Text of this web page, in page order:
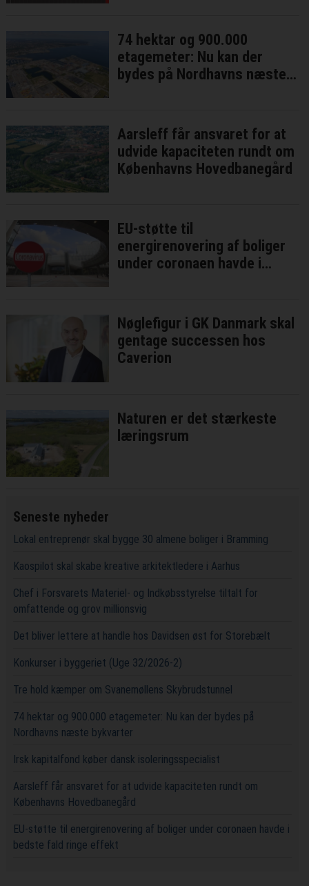
74 hektar og 900.000
etagemeter: Nu kan der
bydes på Nordhavns næste
Aarsleff får ansvaret for at
udvide kapaciteten rundt om
Københavns Hovedbanegård
EU-støtte til
energirenovering af boliger
under coronaen havde i
Nøglefigur i GK Danmark skal
gentage successen hos
Caverion
Naturen er det stærkeste
læringsrum
Seneste nyheder
Lokal entreprenør skal bygge 30 almene boliger i Bramming
Kaospilot skal skabe kreative arkitektledere i Aarhus
Chef i Forsvarets Materiel- og Indkøbsstyrelse tiltalt for
omfattende og grov millionsvig
Det bliver lettere at handle hos Davidsen øst for Storebælt
Konkurser i byggeriet (Uge 32/2026-2)
Tre hold kæmper om Svanemøllens Skybrudstunnel
74 hektar og 900.000 etagemeter: Nu kan der bydes på
Nordhavns næste bykvarter
Irsk kapitalfond køber dansk isoleringsspecialist
Aarsleff får ansvaret for at udvide kapaciteten rundt om
Københavns Hovedbanegård
EU-støtte til energirenovering af boliger under coronaen havde i
bedste fald ringe effekt